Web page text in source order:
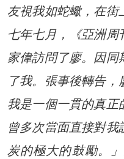
友視我如蛇蠍，在街
七年七月，《亞洲
家偉訪問了廖。因同
了我。張事後轉告
我是一個一貫的真正
曾多次當面直接對
炭的極大的鼓勵。」